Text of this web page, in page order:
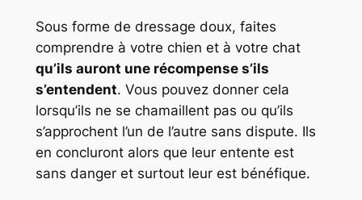
Sous forme de dressage doux, faites
comprendre à votre chien et à votre chat
qu’ils auront une récompense s’ils
s’entendent. Vous pouvez donner cela
lorsqu’ils ne se chamaillent pas ou qu’ils
s’approchent l’un de l’autre sans dispute. Ils
en concluront alors que leur entente est
sans danger et surtout leur est bénéfique.